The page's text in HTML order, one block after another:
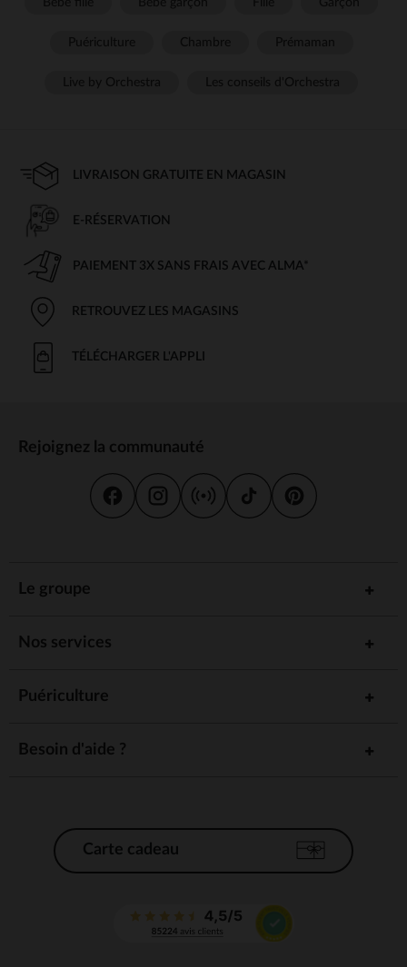
LIVRAISON GRATUITE EN MAGASIN
E-RÉSERVATION
PAIEMENT 3X SANS FRAIS AVEC ALMA*
RETROUVEZ LES MAGASINS
TÉLÉCHARGER L'APPLI
Rejoignez la communauté
Le groupe
Nos services
Puériculture
Besoin d'aide ?
Carte cadeau